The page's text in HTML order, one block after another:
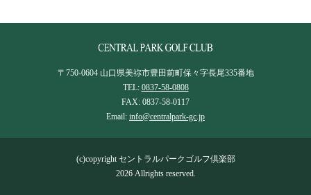
〒750-0604 山口県美祢市豊田前町保々字長尾335番地
TEL: 0837-58-0808
FAX: 0837-58-0117
Email: info@centralpark-gc.jp
(c)copyright セントラルパークゴルフ倶楽部
2026 Allrights reserved.